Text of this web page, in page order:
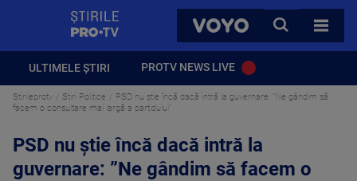
VOYO
CAUTA
TOATE
ULTIMELE ȘTIRI PROTV NEWS LIVE
Stirileprotv Stiri Politice
PSD nu știe încă dacă intră la guvernare: ”Ne gândim să
facem o consultare mai largă a partidului”
PSD nu știe încă dacă intră la
guvernare: ”Ne gândim să facem o